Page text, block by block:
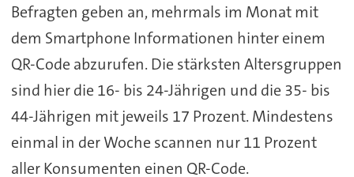
Befragten geben an, mehrmals im Monat mit
dem Smartphone Informationen hinter einem
QR-Code abzurufen. Die stärksten Altersgruppen
sind hier die 16- bis 24-Jährigen und die 35- bis
44-Jährigen mit jeweils 17 Prozent. Mindestens
einmal in der Woche scannen nur 11 Prozent
aller Konsumenten einen QR-Code.